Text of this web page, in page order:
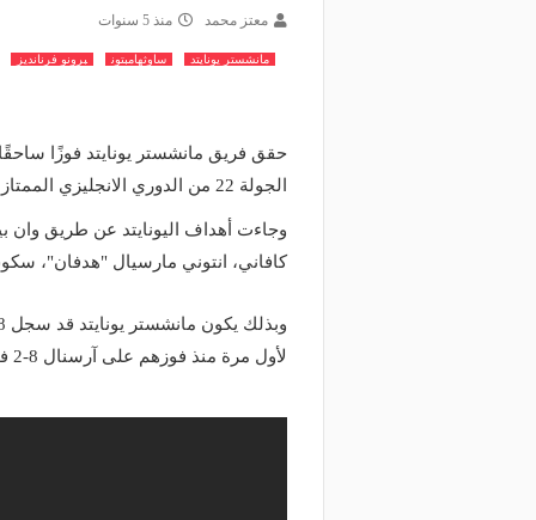
معتز محمد منذ 5 سنوات
مانشستر يونايتد ساوثهامبتون برونو فرنانديز
الجولة 22 من الدوري الانجليزي الممتاز لكرة القدم.
وجاءت أهداف اليونايتد عن طريق
كافاني، انتوني مارسيال "هدفان"،
لأول مرة منذ فوزهم على آرسنال 8-2 في أغسطس عام 2011.